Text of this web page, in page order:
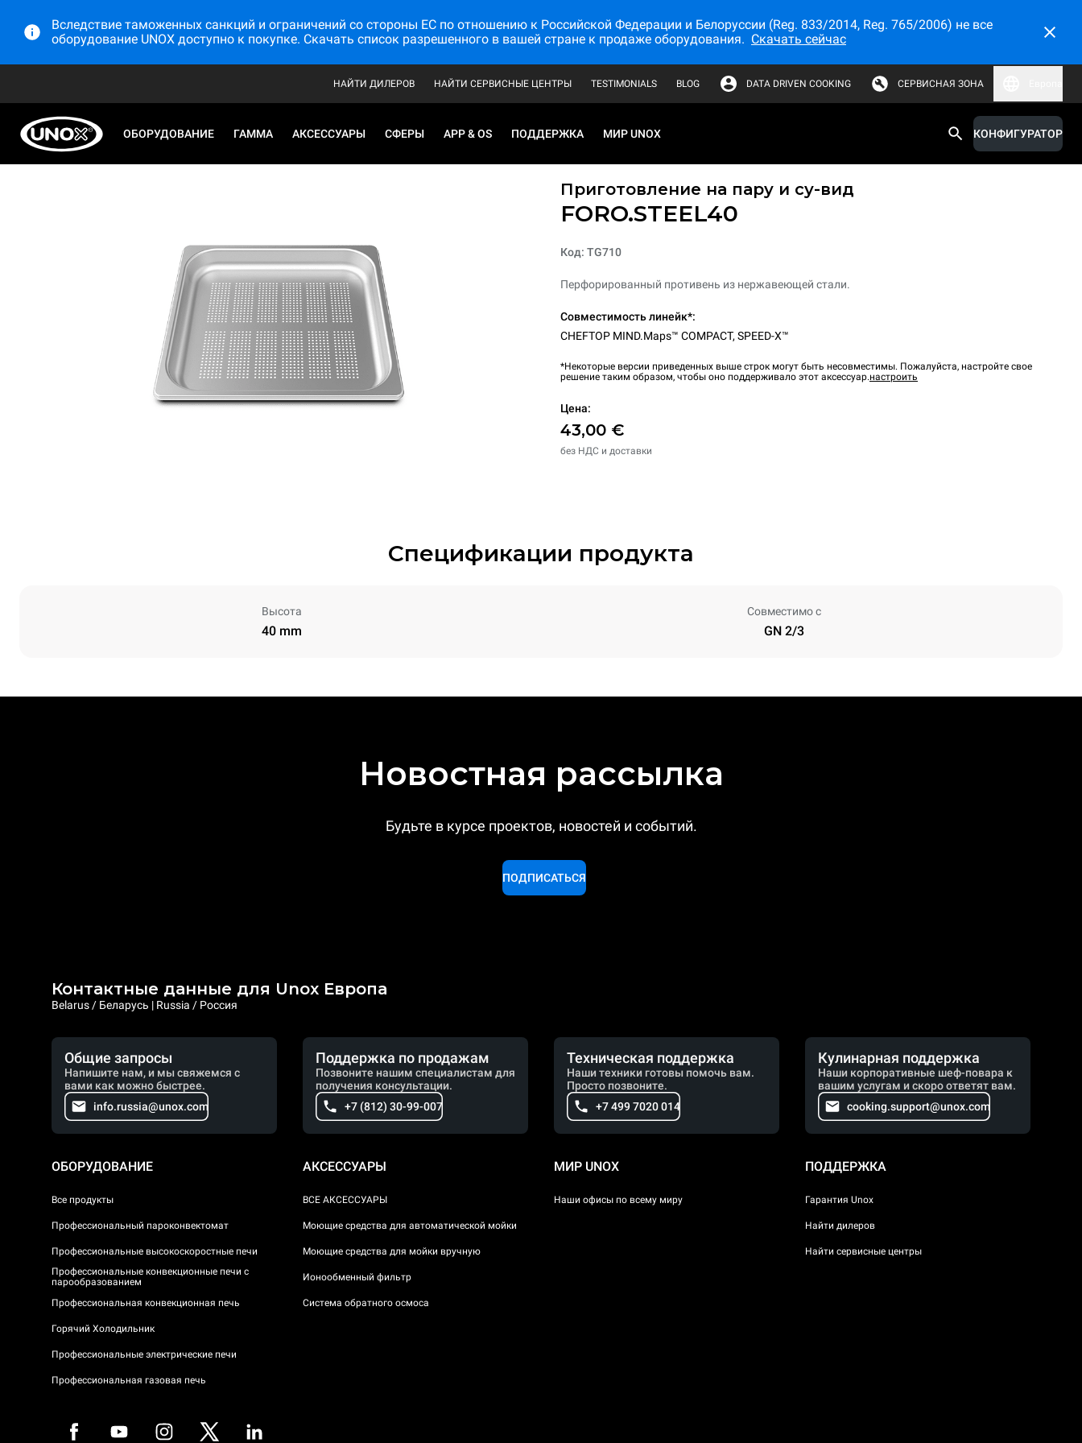
Вследствие таможенных санкций и ограничений со стороны ЕС по отношению к Российской Федерации и Белоруссии (Reg. 833/2014, Reg. 765/2006) не все
оборудование UNOX доступно к покупке. Скачать список разрешенного в вашей стране к продаже оборудования. Скачать сейчас
НАЙТИ ДИЛЕРОВ НАЙТИ СЕРВИСНЫЕ ЦЕНТРЫ TESTIMONIALS BLOG DATA DRIVEN COOKING СЕРВИСНАЯ ЗОНА
ОБОРУДОВАНИЕ ГАММА АКСЕССУАРЫ СФЕРЫ APP & OS ПОДДЕРЖКА МИР UNOX КОНФИГУРАТОР
Приготовление на пару и су-вид
FORO.STEEL40
Код: TG710
Перфорированный противень из нержавеющей стали.
Совместимость линейк*:
CHEFTOP MIND.Maps™ COMPACT, SPEED-X™
*Некоторые версии приведенных выше строк могут быть несовместимы. Пожалуйста, настройте свое
решение таким образом, чтобы оно поддерживало этот аксессуар.настроить
Цена:
43,00 €
без НДС и доставки
Спецификации продукта
Высота
40 mm
Совместимо с
GN 2/3
Новостная рассылка
Будьте в курсе проектов, новостей и событий.
ПОДПИСАТЬСЯ
Контактные данные для Unox Европа
Belarus / Беларусь | Russia / Россия
Общие запросы
Напишите нам, и мы свяжемся с
вами как можно быстрее.
info.russia@unox.com
Поддержка по продажам
Позвоните нашим специалистам для
получения консультации.
+7 (812) 30-99-007
Техническая поддержка
Наши техники готовы помочь вам.
Просто позвоните.
+7 499 7020 014
Кулинарная поддержка
Наши корпоративные шеф-повара к
вашим услугам и скоро ответят вам.
cooking.support@unox.com
ОБОРУДОВАНИЕ
Все продукты
Профессиональный пароконвектомат
Профессиональные высокоскоростные печи
Профессиональные конвекционные печи с
парообразованием
Профессиональная конвекционная печь
Горячий Холодильник
Профессиональные электрические печи
Профессиональная газовая печь
АКСЕССУАРЫ
ВСЕ АКСЕССУАРЫ
Моющие средства для автоматической мойки
Моющие средства для мойки вручную
Ионообменный фильтр
Система обратного осмоса
МИР UNOX
Наши офисы по всему миру
ПОДДЕРЖКА
Гарантия Unox
Найти дилеров
Найти сервисные центры